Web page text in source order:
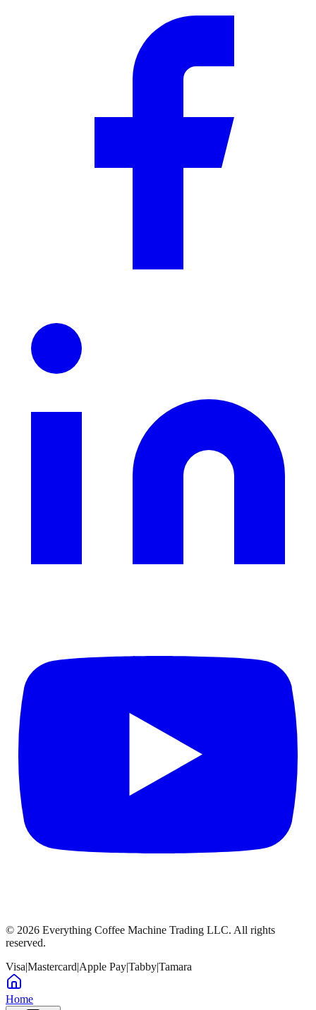
© 2026 Everything Coffee Machine Trading LLC. All rights
reserved.
Visa|Mastercard|Apple Pay|Tabby|Tamara
Home